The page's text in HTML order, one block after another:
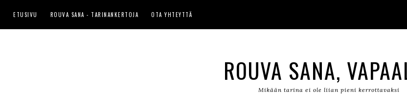
ETUSIVU ROUVA SANA - TARINANKERTOJA OTA YHTEYTTÄ
ROUVA SANA,
Mikään tarina ei ole liian pieni kerrottavaksi